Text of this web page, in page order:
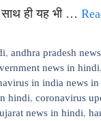
ही यह भी …
,andhra pradesh
news in hindi,
in india news
hindi, coronavirus
news in hindi,